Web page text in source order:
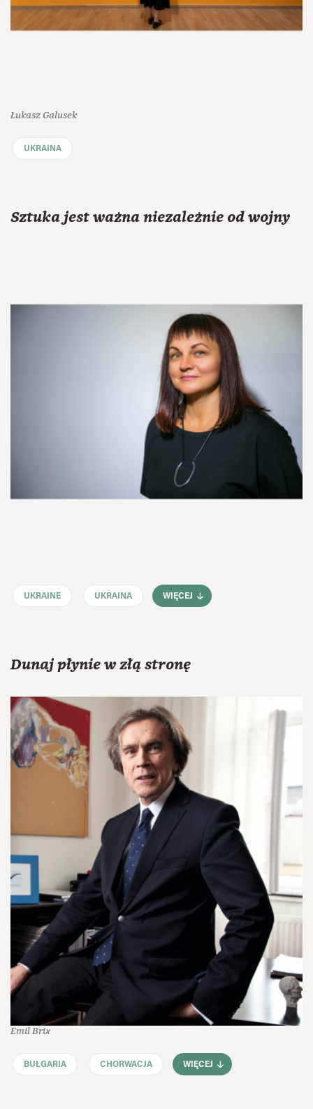
Łukasz Galusek
UKRAINA
Sztuka jest ważna niezależnie od wojny
UKRAINE UKRAINA WIĘCEJ
Dunaj płynie w złą stronę
Emil Brix
BUŁGARIA CHORWACJA WIĘCEJ